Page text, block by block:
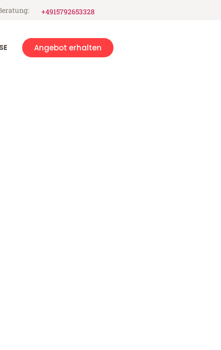
+4915792653328
Angebot erhalten